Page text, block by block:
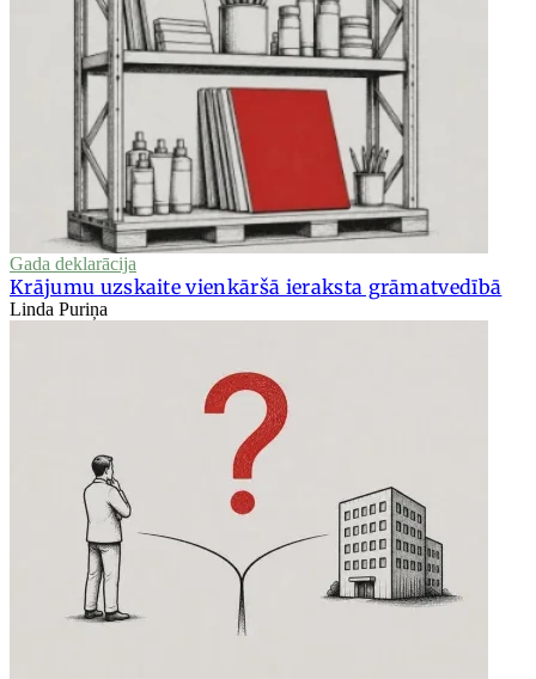
Gada deklarācija
Krājumu uzskaite vienkāršā ieraksta grāmatvedībā
Linda Puriņa